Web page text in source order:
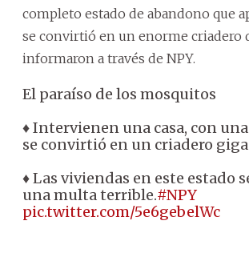
completo estado de abandono que
se convirtió en un enorme criadero
informaron a través de NPY.
El paraíso de los mosquitos
♦ Intervienen una casa, con
se convirtió en un criadero
♦ Las viviendas en este estado
una multa terrible.#NPY
pic.twitter.com/5e6gebelWc